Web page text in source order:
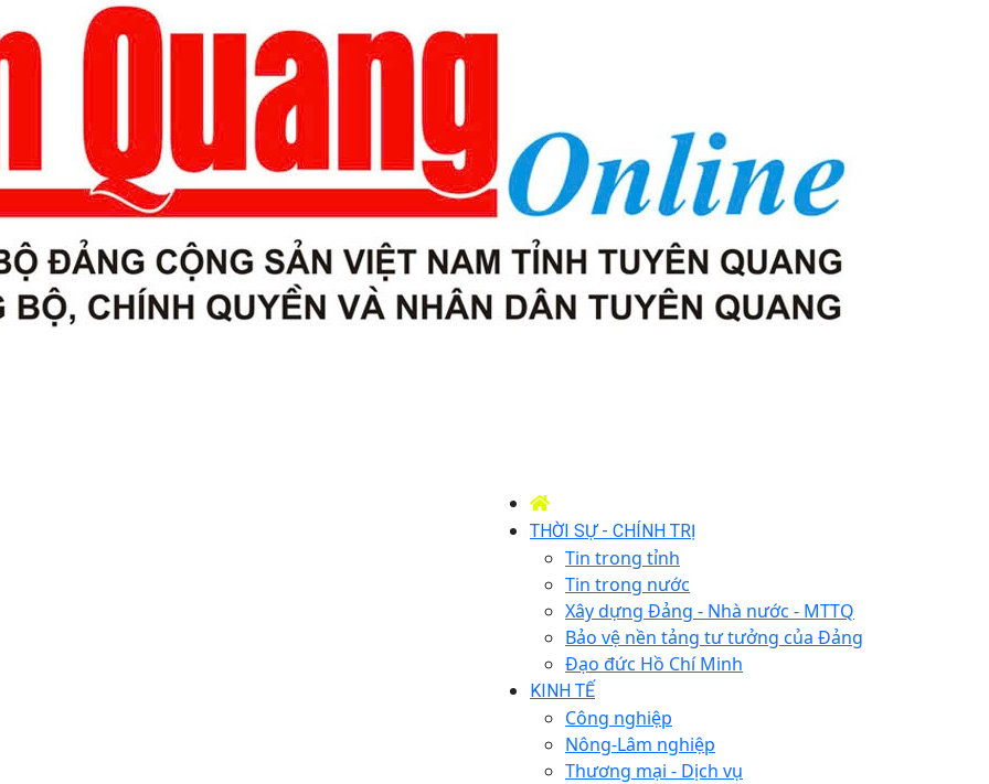
THỜI SỰ - CHÍNH TRỊ
Tin trong tỉnh
Tin trong nước
Xây dựng Đảng - Nhà nước - MTTQ
Bảo vệ nền tảng tư tưởng của Đảng
Đạo đức Hồ Chí Minh
KINH TẾ
Công nghiệp
Nông-Lâm nghiệp
Thương mại - Dịch vụ